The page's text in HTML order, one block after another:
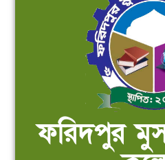
ফরিদপুর